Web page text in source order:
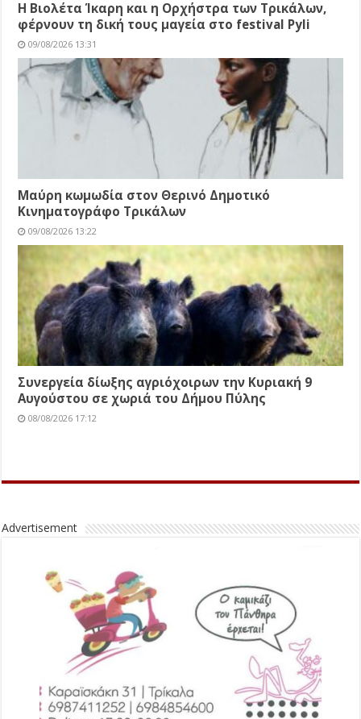
Η Βιολέτα Ίκαρη και η Ορχήστρα των Τρικάλων,
φέρνουν τη δική τους μαγεία στο festival Pyli
09/08/2026 13:31
Μαύρη κωμωδία στον Θερινό Δημοτικό
Κινηματογράφο Τρικάλων
09/08/2026 13:22
Συνεργεία δίωξης αγριόχοιρων την Κυριακή 9
Αυγούστου σε χωριά του Δήμου Πύλης
08/08/2026 17:12
Advertisement